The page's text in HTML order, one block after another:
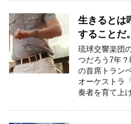
生きるとは
することだ
琉球交響楽団
つだろう7年
の首席トラン
オーケストラ
奏者を育て上